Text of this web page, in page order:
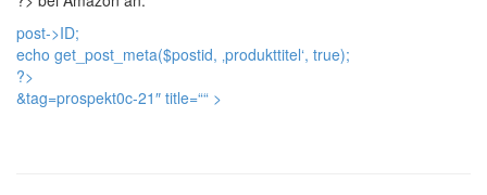
post->ID;
echo get_post_meta($postid, ‚produkttitel‘, true);
?>
&tag=prospekt0c-21″ title=““ >